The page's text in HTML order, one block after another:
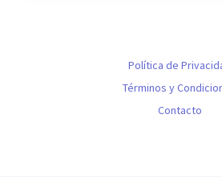
Política de
Términos y
Contacto